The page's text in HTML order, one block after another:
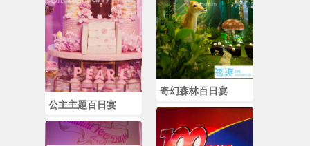
公主主题百日宴
奇幻森林百日宴